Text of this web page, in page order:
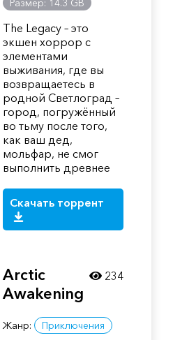
Размер: 14.3 GB
The Legacy – это
экшен хоррор с
элементами
выживания, где вы
возвращаетесь в
родной Светлоград –
город, погружённый
во тьму после того,
как ваш дед,
мольфар, не смог
выполнить древнее
Скачать торрент
Arctic
Awakening
Жанр: Приключения
234